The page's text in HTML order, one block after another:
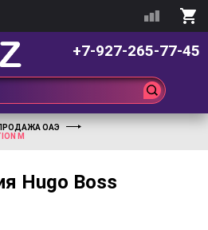
+7-927-265-77-45
ОАЭ
M
Hugo Boss